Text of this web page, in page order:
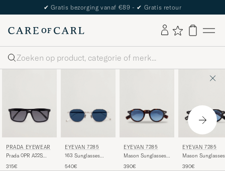
✔ Gratis bezorging vanaf €89 - ✔ Gratis retour
Zoeken
PRADA EYEWEAR
Prada 0PR A22S
315€
EYEVAN 7285
163 Sunglasses
540€
EYEVAN 7285
Mason Sunglasses
390€
EYEVAN 7285
Mason Sunglasses
390€